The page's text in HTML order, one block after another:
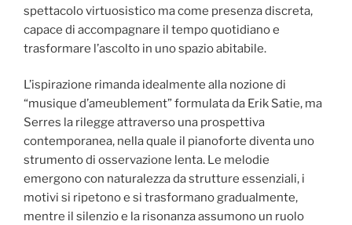
spettacolo virtuosistico ma come presenza discreta,
capace di accompagnare il tempo quotidiano e
trasformare l’ascolto in uno spazio abitabile.
L’ispirazione rimanda idealmente alla nozione di
“musique d’ameublement” formulata da Erik Satie, ma
Serres la rilegge attraverso una prospettiva
contemporanea, nella quale il pianoforte diventa uno
strumento di osservazione lenta. Le melodie
emergono con naturalezza da strutture essenziali, i
motivi si ripetono e si trasformano gradualmente,
mentre il silenzio e la risonanza assumono un ruolo